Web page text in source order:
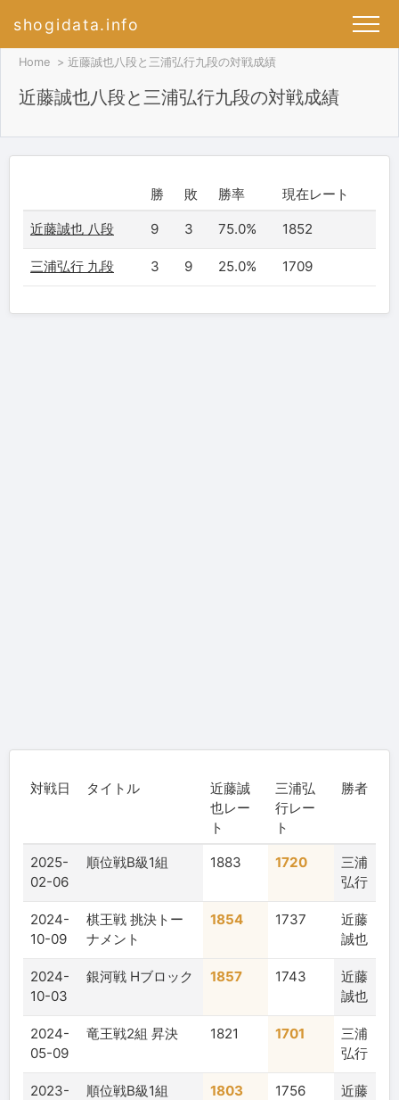
shogidata.info
Home 近藤誠也八段と三浦弘行九段の対戦成績
近藤誠也八段と三浦弘行九段の対戦成績
勝 敗 勝率 現在レート
近藤誠也 八段 9 3 75.0% 1852
三浦弘行 九段 3 9 25.0% 1709
対戦日 タイトル
近藤誠
也レー
ト
三浦弘
行レー
ト
勝者
2025-
02-06
順位戦B級1組 1883 1720
三浦
弘行
2024-
10-09
棋王戦 挑決トー
ナメント
1854 1737
近藤
誠也
2024-
10-03
銀河戦 Hブロック 1857 1743
近藤
誠也
2024-
05-09
竜王戦2組 昇決 1821 1701
三浦
弘行
2023-
順位戦B級1組 1803 1756
近藤